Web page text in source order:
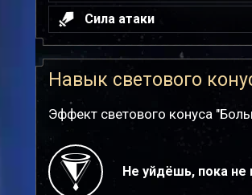
Сила атаки
Навык светового
Эффект светового конуса
Не уйдёшь, пока не